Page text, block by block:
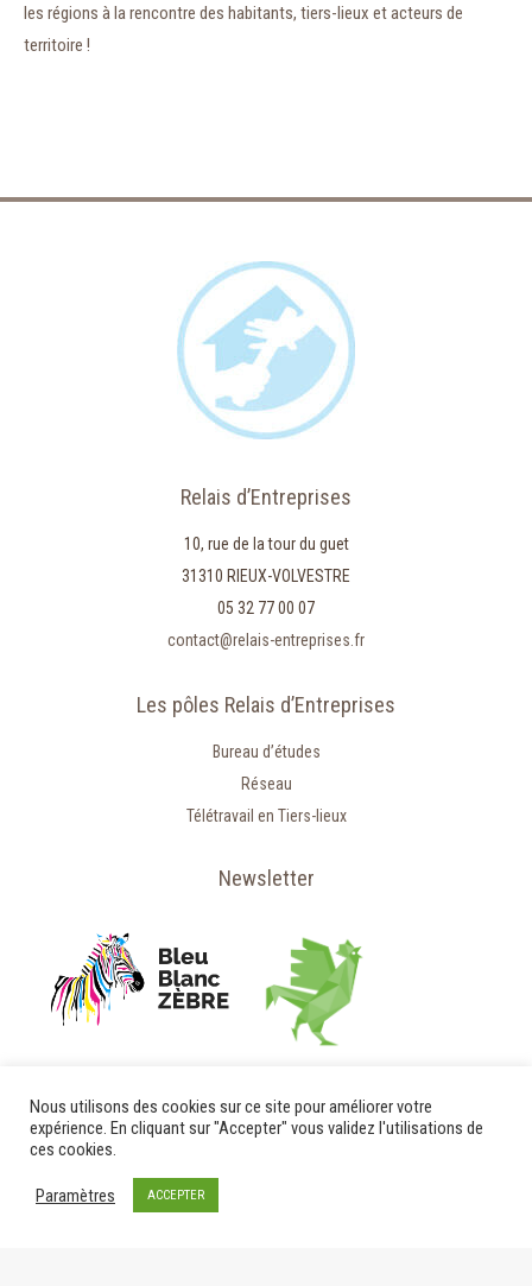
les régions à la rencontre des habitants, tiers-lieux et acteurs de
territoire !
Relais d’Entreprises
10, rue de la tour du guet
31310 RIEUX-VOLVESTRE
05 32 77 00 07
contact@relais-entreprises.fr
Les pôles Relais d’Entreprises
Bureau d’études
Réseau
Télétravail en Tiers-lieux
Newsletter
Nous utilisons des cookies sur ce site pour améliorer votre
expérience. En cliquant sur "Accepter" vous validez l'utilisations de
ces cookies.
Paramètres ACCEPTER